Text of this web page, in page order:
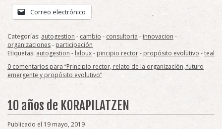
Correo electrónico
Categorías: autogestion - cambio - consultoria - innovacion -
organizaciones- participación
Etiquetas: autogestion - laloux- pincipio rector- propósito evolutivo -teal
0 comentarios para “Principio rector, relato de la organización, futuro
emergente y propósito evolutivo”
10 años de KORAPILATZEN
Publicado el 19 mayo, 2019